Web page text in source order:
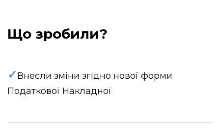
Що зробили?
✓Внесли зміни згідно нової форми
Податкової Накладної